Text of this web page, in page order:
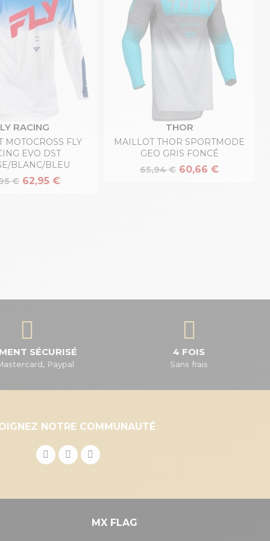
RACING
MOTOCROSS FLY
EVO DST
BLANC/BLEU
€ 62,95 €
THOR
MAILLOT THOR SPORTMODE
GEO GRIS FONCÉ
65,94 € 60,66 €
SÉCURISÉ
Paypal
4 FOIS
Sans frais
NOTRE COMMUNAUTÉ
MX FLAG